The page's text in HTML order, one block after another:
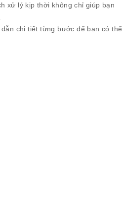
xử lý kịp thời không chỉ giúp bạn
chi tiết từng bước để bạn có thể